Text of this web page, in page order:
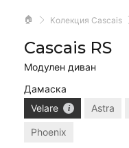
🏠 Колекция Cascais
Cascais RS
Модулен диван
Дамаска
Velare
Astra
Phoenix